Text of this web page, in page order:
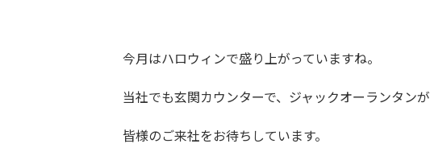
今月はハロウィンで盛り上がっていますね。
当社でも玄関カウンターで、ジャックオーランタンが
皆様のご来社をお待ちしています。